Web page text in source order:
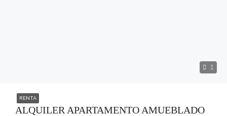
1
RENTA
ALQUILER APARTAMENTO AMUEBLADO